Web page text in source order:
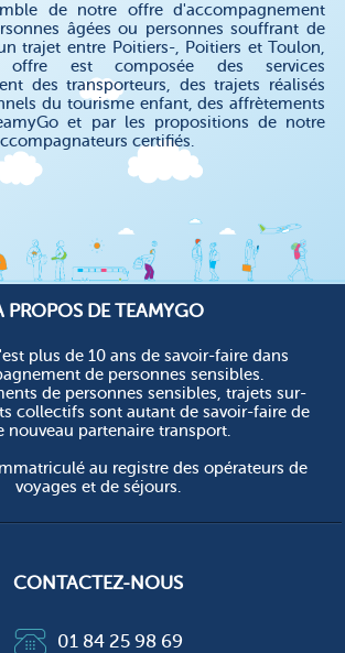
de notre offre d'accompagnement
âgées ou personnes souffrant de
trajet entre Poitiers-, Poitiers et Toulon,
offre est composée des services
des transporteurs, des trajets réalisés
du tourisme enfant, des affrètements
et par les propositions de notre
certifiés.
PROPOS DE TEAMYGO
plus de 10 ans de savoir-faire dans
de personnes sensibles.
de personnes sensibles, trajets sur-
collectifs sont autant de savoir-faire de
nouveau partenaire transport.
au registre des opérateurs de
voyages et de séjours.
CONTACTEZ-NOUS
01 84 25 98 69